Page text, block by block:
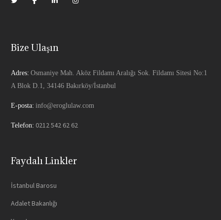
Bize Ulaşın
Adres: Osmaniye Mah. Aköz Fildamı Aralığı Sok. Fildamı Sitesi No:1
A Blok D.1, 34146 Bakırköy/İstanbul
E-posta: info@eroglulaw.com
Telefon: 0212 542 62 62
Faydalı Linkler
İstanbul Barosu
Adalet Bakanlığı